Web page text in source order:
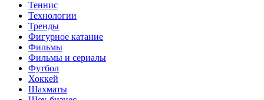
Теннис
Технологии
Тренды
Фигурное катание
Фильмы
Фильмы и сериалы
Футбол
Хоккей
Шахматы